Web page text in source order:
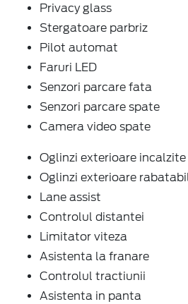
Privacy glass
Stergatoare parbriz
Pilot automat
Faruri LED
Senzori parcare fata
Senzori parcare spate
Camera video spate
Oglinzi exterioare incalzite
Oglinzi exterioare
Lane assist
Controlul distantei
Limitator viteza
Asistenta la franare
Controlul tractiunii
Asistenta in panta